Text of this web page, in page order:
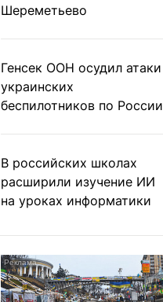
Шереметьево
Генсек ООН осудил атаки
украинских
беспилотников по России
В российских школах
расширили изучение ИИ
на уроках информатики